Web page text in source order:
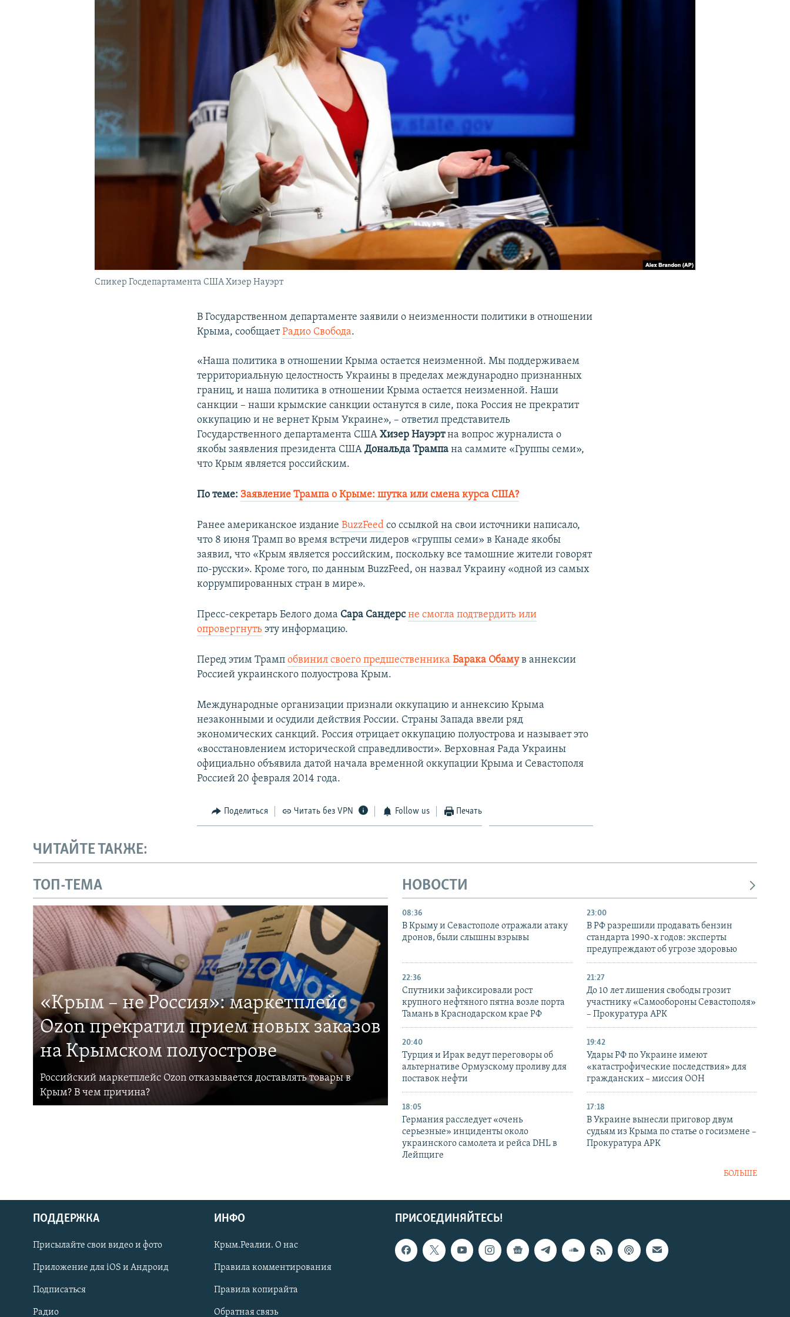
УКРАИНСКАЯ ПРОБЛЕМА КРЫМА
Українською
Qırımtatar
ПРИСОЕДИНЯЙТЕСЬ!
Спикер Госдепартамента США Хизер Науэрт
В Государственном департаменте заявили о неизменности политики в отношении
Крыма, сообщаетРадио Свобода.
«Наша политика в отношении Крыма остается неизменной. Мы поддерживаем
территориальную целостность Украины в пределах международно признанных
границ, и наша политика в отношении Крыма остается неизменной. Наши
санкции – наши крымские санкции останутся в силе, пока Россия не прекратит
оккупацию и не вернет Крым Украине», – ответил представитель
Государственного департамента СШАХизер Науэртна вопрос журналиста о
якобы заявления президента СШАДональда Трампа на саммите «Группы семи»,
что Крым является российским.
По теме: Заявление Трампа о Крыме: шутка или смена курса США?
Ранее американское изданиеBuzzFeed со ссылкой на свои источники написало,
что 8 июня Трамп во время встречи лидеров «группы семи» в Канаде якобы
заявил, что «Крым является российским, поскольку все тамошние жители говорят
по-русски». Кроме того, по данным BuzzFeed, он назвал Украину «одной из самых
коррумпированных стран в мире».​
Пресс-секретарь Белого дома Сара Сандерс не смогла подтвердить или
опровергнуть эту информацию.
Перед этим Трампобвинил своего предшественникаБарака Обаму в аннексии
Россией украинского полуострова Крым.
Международные организации признали оккупацию и аннексию Крыма
незаконными и осудили действия России. Страны Запада ввели ряд
экономических санкций. Россия отрицает оккупацию полуострова и называет это
«восстановлением исторической справедливости». Верховная Рада Украины
официально объявила датой начала временной оккупации Крыма и Севастополя
Россией 20 февраля 2014 года.
Поделиться Читать без VPN Follow us Печать
ЧИТАЙТЕ ТАКЖЕ:
ТОП-ТЕМА
«Крым – не Россия»: маркетплейс
Ozon прекратил прием новых заказов
на Крымском полуострове
Российский маркетплейс Ozon отказывается доставлять товары в
Крым? В чем причина?
НОВОСТИ
08:36
В Крыму и Севастополе отражали атаку
дронов, были слышны взрывы
23:00
В РФ разрешили продавать бензин
стандарта 1990-х годов: эксперты
предупреждают об угрозе здоровью
22:36
Спутники зафиксировали рост
крупного нефтяного пятна возле порта
Тамань в Краснодарском крае РФ
21:27
До 10 лет лишения свободы грозит
участнику «Самообороны Севастополя»
– Прокуратура АРК
20:40
Турция и Ирак ведут переговоры об
альтернативе Ормузскому проливу для
поставок нефти
19:42
Удары РФ по Украине имеют
«катастрофические последствия» для
гражданских – миссия ООН
18:05
Германия расследует «очень
серьезные» инциденты около
украинского самолета и рейса DHL в
Лейпциге
17:18
В Украине вынесли приговор двум
судьям из Крыма по статье о госизмене –
Прокуратура АРК
БОЛЬШЕ
ПРИСОЕДИНЯЙТЕСЬ!
ПОДДЕРЖКА
Присылайте свои видео и фото
Приложение для iOS и Андроид
Подписаться
Радио
ИНФО
Крым.Реалии. О нас
Правила комментирования
Правила копирайта
Обратная связь